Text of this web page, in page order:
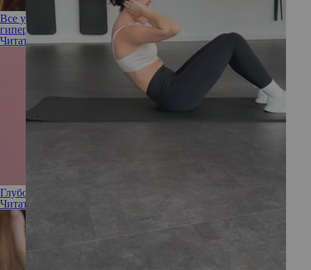
Все ушли, она осталась: как бороться с поствоспалительной
гиперпигментацией
Читать полностью
Глубоко сидят: как бороться с подкожными прыщами
Читать полностью